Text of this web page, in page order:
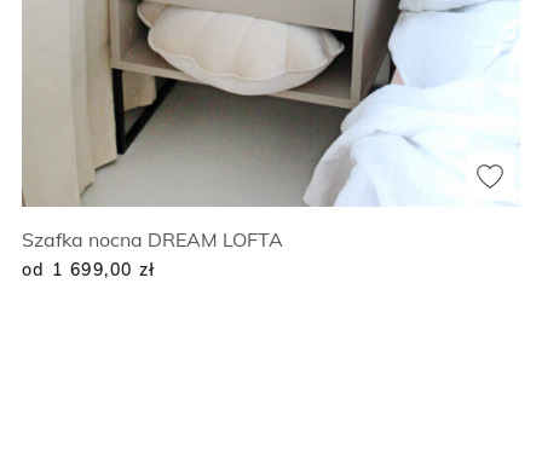
Szafka nocna DREAM LOFTA
od 1 699,00 zł